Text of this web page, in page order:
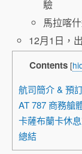
驗
馬拉喀
12月1日，
Contents [
航司簡介 & 預
AT 787 商務艙
卡薩布蘭卡休
總結